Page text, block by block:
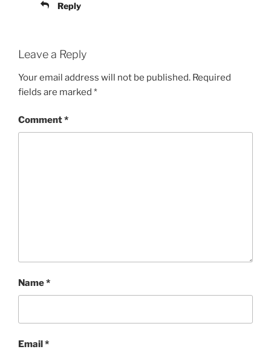
Reply
Leave a Reply
Your email address will not be published. Required
fields are marked *
Comment*
Name*
Email*